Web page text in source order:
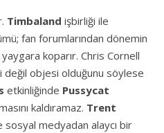
Timbaland işbirliği ile
fan forumlarından dönemin
koparır. Chris Cornell
değil objesi olduğunu söylese
etkinliğinde Pussycat
kaldıramaz. Trent
medyadan alaycı bir